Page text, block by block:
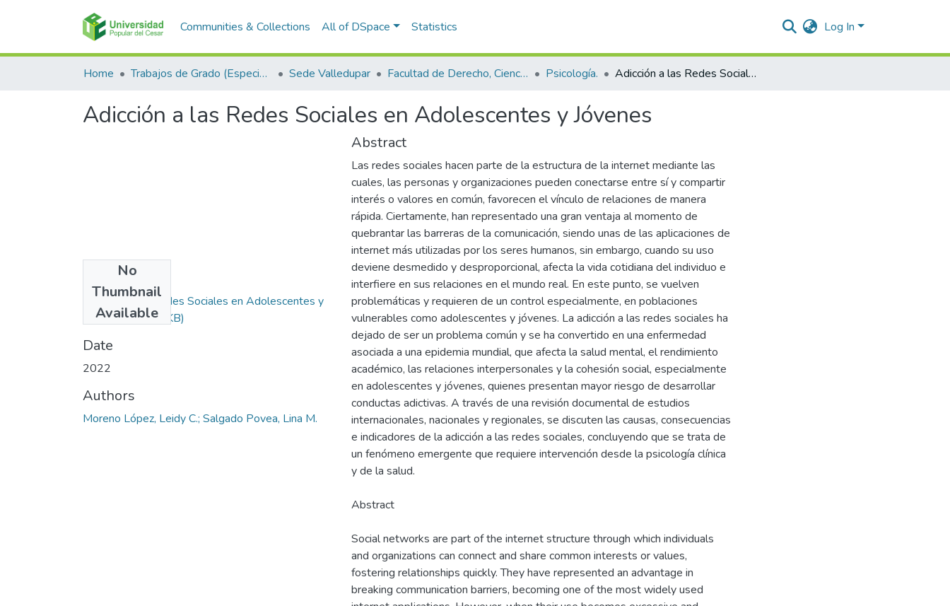
Communities & Collections All of DSpace Statistics Log In
Home Trabajos de Grado (Especializaciones y Pregrados) Sede Valledupar Facultad de Derecho, Ciencias Políticas y Sociales. Psicología. Adicción a las Redes Sociales en Adolescentes y Jóvenes
Adicción a las Redes Sociales en Adolescentes y Jóvenes
No
Thumbnail
Available
Adicción a las Redes Sociales en Adolescentes y
Jóvenes(618.09 KB)
Date
2022
Authors
Moreno López, Leidy C.; Salgado Povea, Lina M.
Abstract
Las redes sociales hacen parte de la estructura de la internet mediante las
cuales, las personas y organizaciones pueden conectarse entre sí y compartir
interés o valores en común, favorecen el vínculo de relaciones de manera
rápida. Ciertamente, han representado una gran ventaja al momento de
quebrantar las barreras de la comunicación, siendo unas de las aplicaciones de
internet más utilizadas por los seres humanos, sin embargo, cuando su uso
deviene desmedido y desproporcional, afecta la vida cotidiana del individuo e
interfiere en sus relaciones en el mundo real. En este punto, se vuelven
problemáticas y requieren de un control especialmente, en poblaciones
vulnerables como adolescentes y jóvenes. La adicción a las redes sociales ha
dejado de ser un problema común y se ha convertido en una enfermedad
asociada a una epidemia mundial, que afecta la salud mental, el rendimiento
académico, las relaciones interpersonales y la cohesión social, especialmente
en adolescentes y jóvenes, quienes presentan mayor riesgo de desarrollar
conductas adictivas. A través de una revisión documental de estudios
internacionales, nacionales y regionales, se discuten las causas, consecuencias
e indicadores de la adicción a las redes sociales, concluyendo que se trata de
un fenómeno emergente que requiere intervención desde la psicología clínica
y de la salud.
Abstract
Social networks are part of the internet structure through which individuals
and organizations can connect and share common interests or values,
fostering relationships quickly. They have represented an advantage in
breaking communication barriers, becoming one of the most widely used